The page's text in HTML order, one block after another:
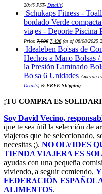
20:45 PST- Details)
Schukaps Fitness -
bordado Verde
viajes - Deporte Piscina
Price: 7,99€ precio
original
era:
7,99€.
7,49€precio
actual
es:
7,49€.
(as of 08/08/2025
Idealeben Bolsas de
Hechos a Mano Bolsas
la Presión Laminado
Bolsa 6 Unidades
Details) & FREE Shipping
¡TU COMPRA ES
Soy David Vecino,
que te sea útil la selección de
viajeros que he seleccionado,
necesitas ;). NO OLVIDES
TIENDA VIAJERA ES
ayudas con una pequeña
viviendo, a seguir comiendo,
FEDERACIÓN
ALIMENTOS.